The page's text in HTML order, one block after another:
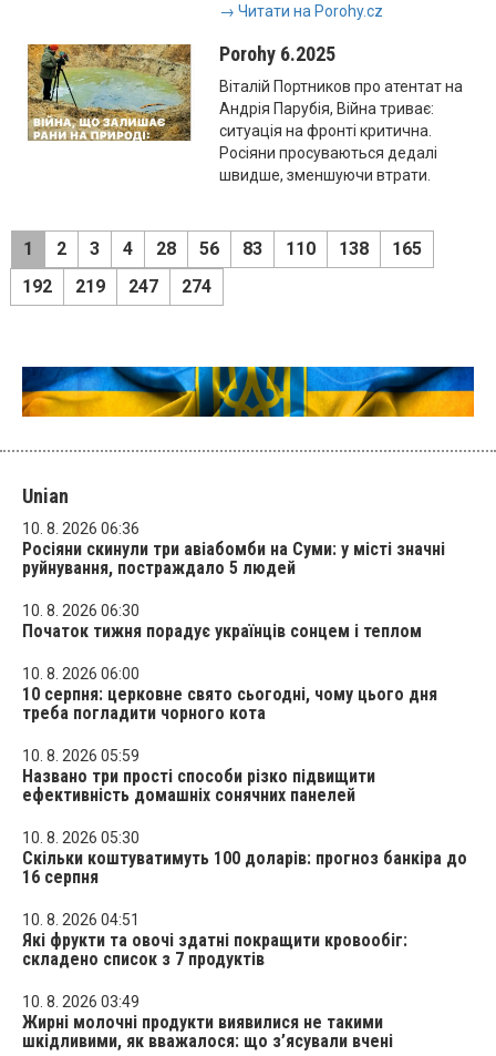
→ Читати на Porohy.cz
Porohy 6.2025
Віталій Портников про атентат на
Андрія Парубія, Війна триває:
ситуація на фронті критична.
Росіяни просуваються дедалі
швидше, зменшуючи втрати.
1 2 3 4 28 56 83 110 138
165
192
219 247 274
Unian
10. 8. 2026 06:36
Росіяни скинули три авіабомби на Суми: у місті значні
руйнування, постраждало 5 людей
10. 8. 2026 06:30
Початок тижня порадує українців сонцем і теплом
10. 8. 2026 06:00
10 серпня: церковне свято сьогодні, чому цього дня
треба погладити чорного кота
10. 8. 2026 05:59
Названо три прості способи різко підвищити
ефективність домашніх сонячних панелей
10. 8. 2026 05:30
Скільки коштуватимуть 100 доларів: прогноз банкіра до
16 серпня
10. 8. 2026 04:51
Які фрукти та овочі здатні покращити кровообіг:
складено список з 7 продуктів
10. 8. 2026 03:49
Жирні молочні продукти виявилися не такими
шкідливими, як вважалося: що з’ясували вчені